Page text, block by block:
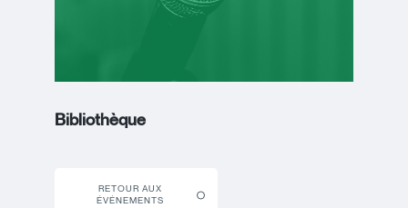
Bibliothèque
RETOUR AUX
ÉVÉNEMENTS